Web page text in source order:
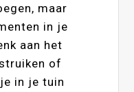
maar
in je
aan het
of
in je tuin